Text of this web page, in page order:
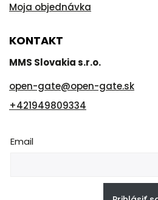
Moja objednávka
KONTAKT
MMS Slovakia s.r.o.
open-gate@open-gate.sk
+421949809334
Email